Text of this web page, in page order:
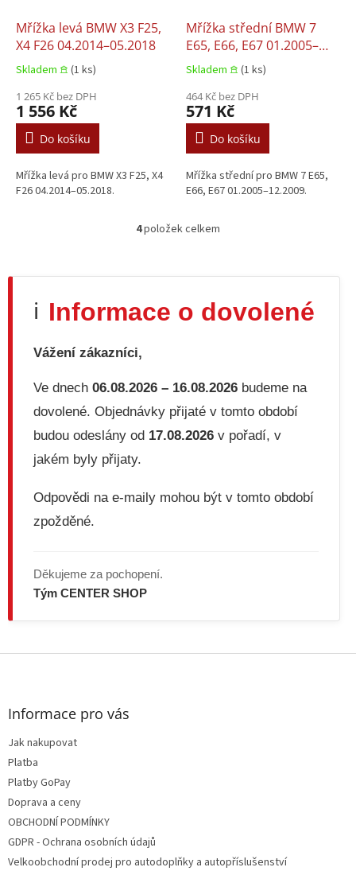
Mřížka levá BMW X3 F25,
X4 F26 04.2014–05.2018
Skladem 𖠿 (1 ks)
1 265 Kč bez DPH
1 556 Kč
Do košíku
Mřížka levá pro BMW X3 F25, X4
F26 04.2014–05.2018.
Mřížka střední BMW 7
E65, E66, E67 01.2005–
12.2009
Skladem 𖠿 (1 ks)
464 Kč bez DPH
571 Kč
Do košíku
Mřížka střední pro BMW 7 E65,
E66, E67 01.2005–12.2009.
O
á
a
c
v
k
y
v
s
u
4položek celkem
ℹ️ Informace o dovolené
Vážení zákazníci,
Ve dnech 06.08.2026 – 16.08.2026 budeme na
dovolené. Objednávky přijaté v tomto období
budou odeslány od 17.08.2026 v pořadí, v
jakém byly přijaty.
Odpovědi na e-maily mohou být v tomto období
zpožděné.
Děkujeme za pochopení.
Tým CENTER SHOP
Z
Informace pro vás
Jak nakupovat
Platba
Platby GoPay
Doprava a ceny
OBCHODNÍ PODMÍNKY
GDPR - Ochrana osobních údajů
Velkoobchodní prodej pro autodoplňky a autopříslušenství